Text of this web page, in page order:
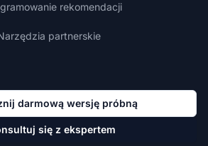
rekomendacji
partnerskie
darmową wersję próbną
się z ekspertem